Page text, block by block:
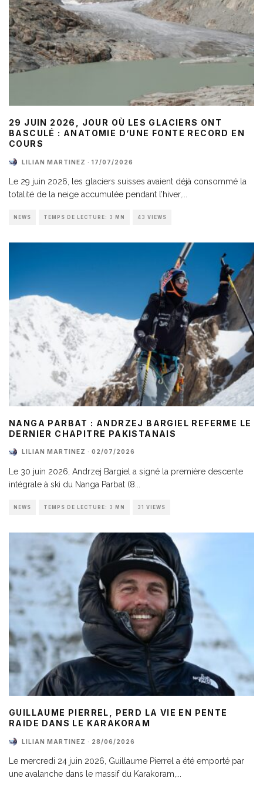
29 JUIN 2026, JOUR OÙ LES GLACIERS ONT
BASCULÉ : ANATOMIE D’UNE FONTE RECORD EN
COURS
LILIAN MARTINEZ · 17/07/2026
Le 29 juin 2026, les glaciers suisses avaient déjà consommé la
totalité de la neige accumulée pendant l’hiver,
NEWS TEMPS DE LECTURE: 3 MN 43 VIEWS
NANGA PARBAT : ANDRZEJ BARGIEL REFERME LE
DERNIER CHAPITRE PAKISTANAIS
LILIAN MARTINEZ · 02/07/2026
Le 30 juin 2026, Andrzej Bargiel a signé la première descente
intégrale à ski du Nanga Parbat (8
NEWS TEMPS DE LECTURE: 3 MN 31 VIEWS
GUILLAUME PIERREL, PERD LA VIE EN PENTE
RAIDE DANS LE KARAKORAM
LILIAN MARTINEZ · 28/06/2026
Le mercredi 24 juin 2026, Guillaume Pierrel a été emporté par
une avalanche dans le massif du Karakoram,...